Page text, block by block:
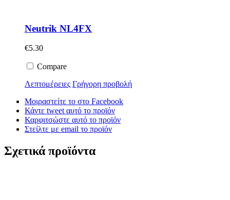
Neutrik NL4FX
€5.30
Compare
Λεπτομέρειες Γρήγορη προβολή
Μοιραστείτε το στο Facebook
Κάντε tweet αυτό το προϊόν
Καρφιτσώστε αυτό το προϊόν
Στείλτε με email το προϊόν
Σχετικά προϊόντα